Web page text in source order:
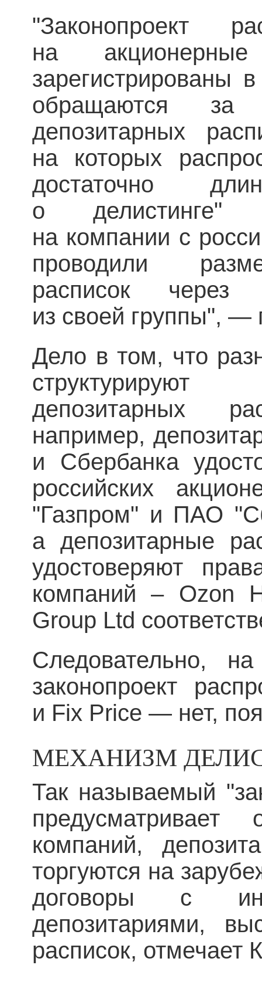
"Законопроект
на
зарегистрированы
обращаются
депозитарных
на которых
достаточно
о делистинге"
на компании с
проводили
расписок через
из своей группы", —
Дело в том, что
депозитарных
например,
и Сбербанка
российских
"Газпром" и ПАО
а депозитарные
удостоверяют
компаний – Ozon
Group Ltd
Следовательно,
законопроект
и Fix Price — нет,
МЕХАНИЗМ
Так называемый
предусматривает
компаний,
торгуются на
договоры с
депозитариями,
расписок, отмечает